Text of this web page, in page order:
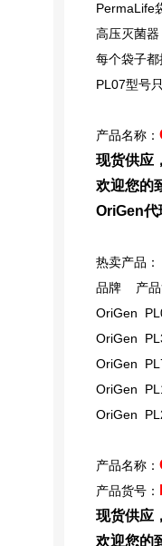
PermaLife
高压灭菌
每个袋子
PL07型号
产品名称：
现货供应
欢迎您
OriGen代
热卖产品：
品牌 产
OriGen
OriGen
OriGen
OriGen
OriGen
产品名称：
产品货号：
现货供应
欢迎您